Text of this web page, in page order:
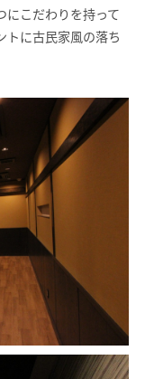
にこだわりを持って
トに古民家風の落ち